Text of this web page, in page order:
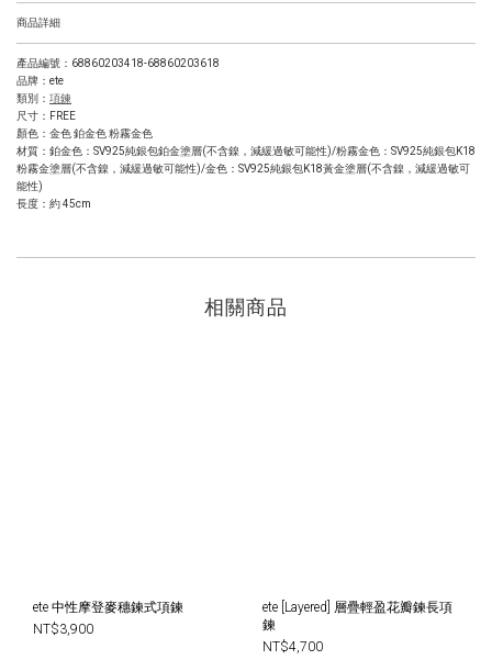
商品詳細
產品編號： 68860203418-68860203618
品牌：ete
類別： 項鍊
尺寸： FREE
顏色：金色 鉑金色 粉霧金色
材質：鉑金色：SV925純銀包鉑金塗層(不含鎳，減緩過敏可能性)/粉霧金色：SV925純銀包K18
粉霧金塗層(不含鎳，減緩過敏可能性)/金色：SV925純銀包K18黃金塗層(不含鎳，減緩過敏可
能性)
長度：約 45cm
相關商品
ete 中性摩登麥穗鍊式項鍊
NT$3,900
ete [Layered] 層疊輕盈花瓣鍊長項
鍊
NT$4,700